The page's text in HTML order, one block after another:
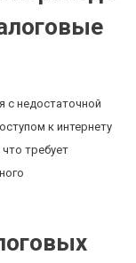
с недостаточной
к интернету
требует